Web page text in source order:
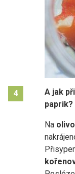
4
A jak
paprik?
Na